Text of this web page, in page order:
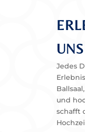
Jedes
und
schafft